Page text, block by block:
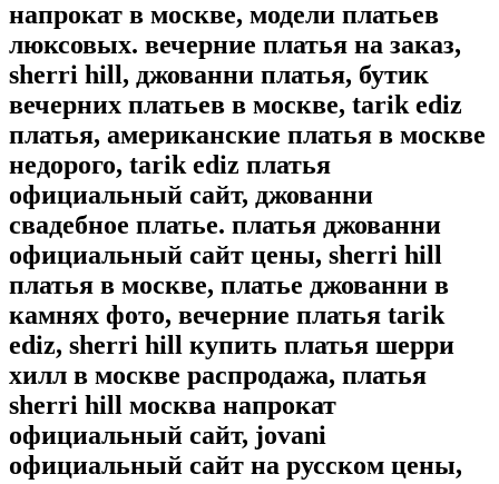
напрокат в москве, модели платьев
люксовых. вечерние платья на заказ,
sherri hill, джованни платья, бутик
вечерних платьев в москве, tarik ediz
платья, американские платья в москве
недорого, tarik ediz платья
официальный сайт, джованни
свадебное платье. платья джованни
официальный сайт цены, sherri hill
платья в москве, платье джованни в
камнях фото, вечерние платья tarik
ediz, sherri hill купить платья шерри
хилл в москве распродажа, платья
sherri hill москва напрокат
официальный сайт, jovani
официальный сайт на русском цены,